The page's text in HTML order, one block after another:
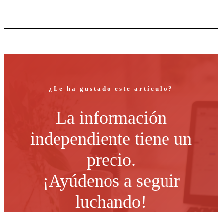
¿Le ha gustado este artículo?
La información
independiente tiene un
precio.
¡Ayúdenos a seguir
luchando!